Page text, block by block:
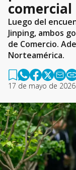
comercial
Luego del
Jinping, ambos
de Comercio.
Norteamérica.
17 de mayo de